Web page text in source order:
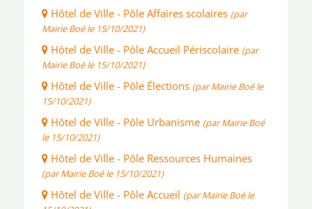
Hôtel de Ville - Pôle Affaires scolaires (par
Mairie Boé le 15/10/2021)
Hôtel de Ville - Pôle Accueil Périscolaire (par
Mairie Boé le 15/10/2021)
Hôtel de Ville - Pôle Élections (par Mairie Boé le
15/10/2021)
Hôtel de Ville - Pôle Urbanisme (par Mairie Boé
le 15/10/2021)
Hôtel de Ville - Pôle Ressources Humaines
(par Mairie Boé le 15/10/2021)
Hôtel de Ville - Pôle Accueil (par Mairie Boé le